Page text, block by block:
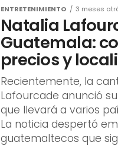
ENTRETENIMIENTO 3 meses
Natalia
Guatemala:
precios y
Recientemente, la
Lafourcade anunció
que llevará a varios
La noticia despertó
guatemaltecos que